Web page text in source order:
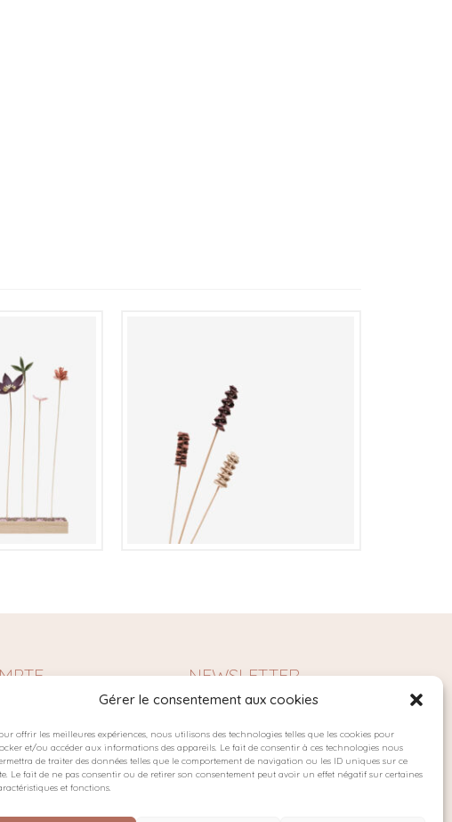
Gérer le consentement aux cookies
offrir les meilleures expériences, nous utilisons des technologies telles que les cookies pour
et/ou accéder aux informations des appareils. Le fait de consentir à ces technologies nous
de traiter des données telles que le comportement de navigation ou les ID uniques sur ce
Le fait de ne pas consentir ou de retirer son consentement peut avoir un effet négatif sur certaines
et fonctions.
NEWSLETTER